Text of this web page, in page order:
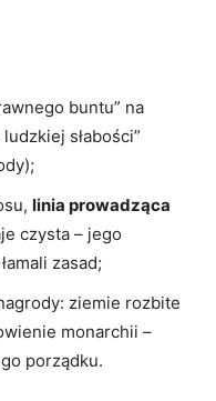
buntu” na
słabości”
linia prowadząca
czysta – jego
zasad;
ziemie rozbite
monarchii –
porządku.